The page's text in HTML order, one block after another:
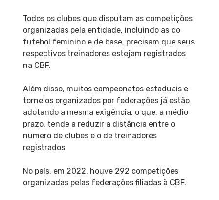
Todos os clubes que disputam as competições
organizadas pela entidade, incluindo as do
futebol feminino e de base, precisam que seus
respectivos treinadores estejam registrados
na CBF.
Além disso, muitos campeonatos estaduais e
torneios organizados por federações já estão
adotando a mesma exigência, o que, a médio
prazo, tende a reduzir a distância entre o
número de clubes e o de treinadores
registrados.
No país, em 2022, houve 292 competições
organizadas pelas federações filiadas à CBF.